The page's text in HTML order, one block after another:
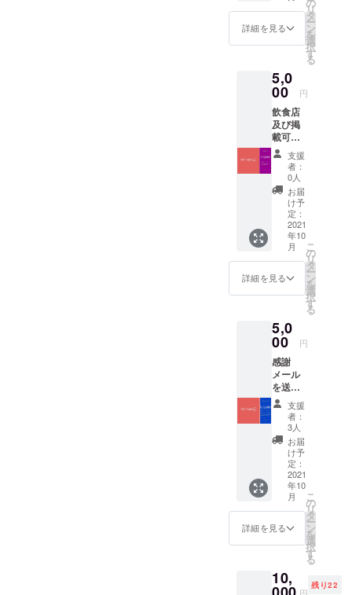
おいて
特定の
SNS割
引が使
えま
す。
供しま
す。 こ
のチ
ケット
なタイ
ミング
で使用
できま
す。 ま
た最後
に感謝
メール
を送ら
せてい
ただき
ます。
詳細を見る
リ
タ
ー
ン
を
選
択
す
る
5,0
00 円
飲食店
及び掲
載可能
事業経
営者限
定で
す。 ア
プリ掲
載料無
料期間
を１2ヶ
月分提
供しま
す。 こ
のチ
ケット
なタイ
ミング
で使用
できま
す。 ま
た最後
に感謝
メール
を送ら
せてい
ただき
ます。
支援
者：
0人
お届
け予
定：
2021
年10
月
詳細を見る
こ
の
リ
タ
ー
ン
を
選
択
す
る
5,0
00 円
感謝
メール
を送ら
せてい
ただき
ます。
支援者
限定虹
色アイ
コンを
提供さ
せてい
ただき
ます。
虹色ア
イコン
定イベ
ントを
支援
者：
3人
お届
け予
定：
2021
年10
月
詳細を見る
こ
の
リ
タ
ー
ン
を
選
択
す
る
10,
円
残り22